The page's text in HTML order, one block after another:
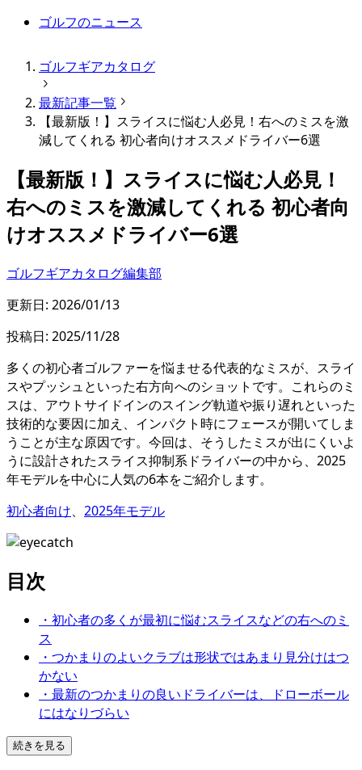
ゴルフのニュース
ゴルフギアカタログ
最新記事一覧
【最新版！】スライスに悩む人必見！右へのミスを激
減してくれる 初心者向けオススメドライバー6選
【最新版！】スライスに悩む人必見！
右へのミスを激減してくれる 初心者向
けオススメドライバー6選
ゴルフギアカタログ編集部
更新日: 2026/01/13
投稿日: 2025/11/28
多くの初心者ゴルファーを悩ませる代表的なミスが、スライ
スやプッシュといった右方向へのショットです。これらのミ
スは、アウトサイドインのスイング軌道や振り遅れといった
技術的な要因に加え、インパクト時にフェースが開いてしま
うことが主な原因です。今回は、そうしたミスが出にくいよ
うに設計されたスライス抑制系ドライバーの中から、2025
年モデルを中心に人気の6本をご紹介します。
初心者向け、 2025年モデル
目次
・初心者の多くが最初に悩むスライスなどの右へのミ
ス
・つかまりのよいクラブは形状ではあまり見分けはつ
かない
・最新のつかまりの良いドライバーは、ドローボール
にはなりづらい
続きを見る